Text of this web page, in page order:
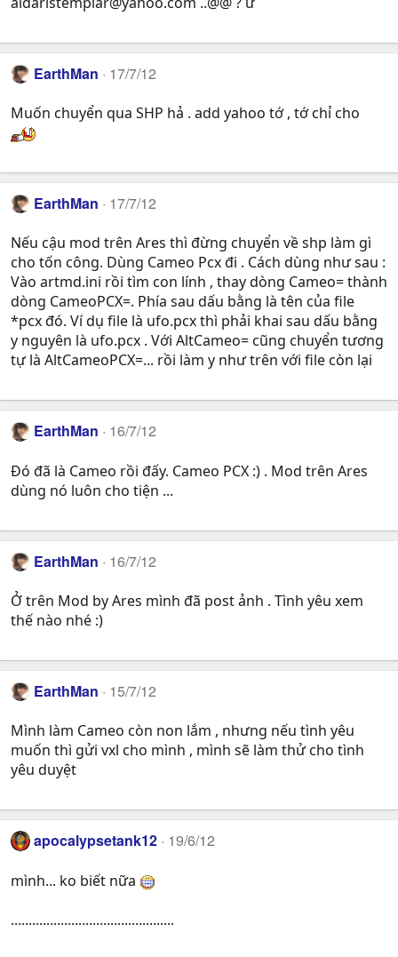
EarthMan 17/7/12
Muốn chuyển qua SHP hả . add yahoo tớ , tớ chỉ cho
EarthMan 17/7/12
Nếu cậu mod trên Ares thì đừng chuyển về shp làm gì
cho tốn công. Dùng Cameo Pcx đi . Cách dùng như sau :
Vào artmd.ini rồi tìm con lính , thay dòng Cameo= thành
dòng CameoPCX=. Phía sau dấu bằng là tên của file
*pcx đó. Ví dụ file là ufo.pcx thì phải khai sau dấu bằng
y nguyên là ufo.pcx . Với AltCameo= cũng chuyển tương
tự là AltCameoPCX=... rồi làm y như trên với file còn lại
EarthMan 16/7/12
Đó đã là Cameo rồi đấy. Cameo PCX :) . Mod trên Ares
dùng nó luôn cho tiện ...
EarthMan 16/7/12
Ở trên Mod by Ares mình đã post ảnh . Tình yêu xem
thế nào nhé :)
EarthMan 15/7/12
Mình làm Cameo còn non lắm , nhưng nếu tình yêu
muốn thì gửi vxl cho mình , mình sẽ làm thử cho tình
yêu duyệt
apocalypsetank12 19/6/12
mình... ko biết nữa
..............................................